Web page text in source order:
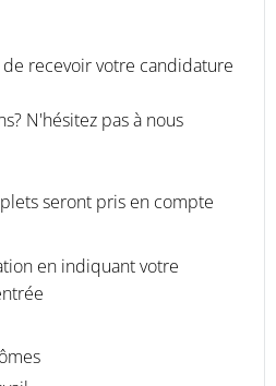
recevoir votre candidature
N'hésitez pas à nous
seront pris en compte
en indiquant votre